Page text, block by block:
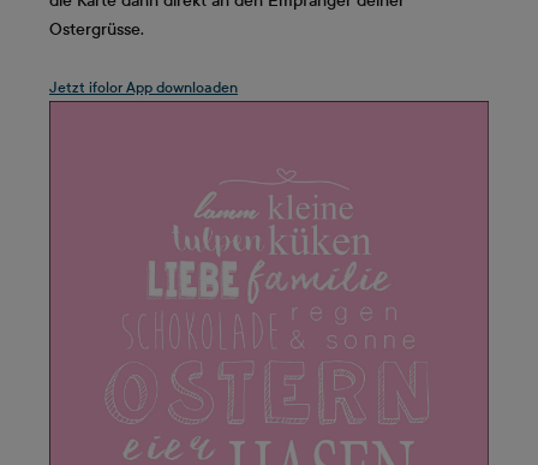
Ostergrüsse.
Jetzt ifolor App downloaden